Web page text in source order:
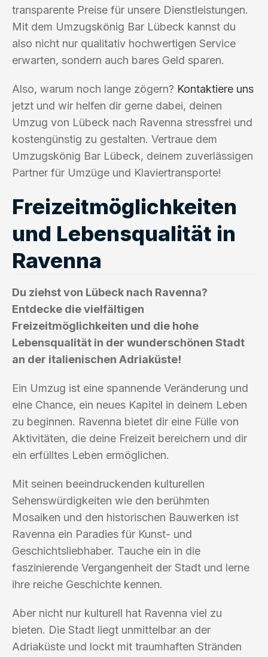
transparente Preise für unsere Dienstleistungen.
Mit dem Umzugskönig Bar Lübeck kannst du
also nicht nur qualitativ hochwertigen Service
erwarten, sondern auch bares Geld sparen.
Also, warum noch lange zögern? Kontaktiere uns
jetzt und wir helfen dir gerne dabei, deinen
Umzug von Lübeck nach Ravenna stressfrei und
kostengünstig zu gestalten. Vertraue dem
Umzugskönig Bar Lübeck, deinem zuverlässigen
Partner für Umzüge und Klaviertransporte!
Freizeitmöglichkeiten
und Lebensqualität in
Ravenna
Du ziehst von Lübeck nach Ravenna?
Entdecke die vielfältigen
Freizeitmöglichkeiten und die hohe
Lebensqualität in der wunderschönen Stadt
an der italienischen Adriaküste!
Ein Umzug ist eine spannende Veränderung und
eine Chance, ein neues Kapitel in deinem Leben
zu beginnen. Ravenna bietet dir eine Fülle von
Aktivitäten, die deine Freizeit bereichern und dir
ein erfülltes Leben ermöglichen.
Mit seinen beeindruckenden kulturellen
Sehenswürdigkeiten wie den berühmten
Mosaiken und den historischen Bauwerken ist
Ravenna ein Paradies für Kunst- und
Geschichtsliebhaber. Tauche ein in die
faszinierende Vergangenheit der Stadt und lerne
ihre reiche Geschichte kennen.
Aber nicht nur kulturell hat Ravenna viel zu
bieten. Die Stadt liegt unmittelbar an der
Adriaküste und lockt mit traumhaften Stränden